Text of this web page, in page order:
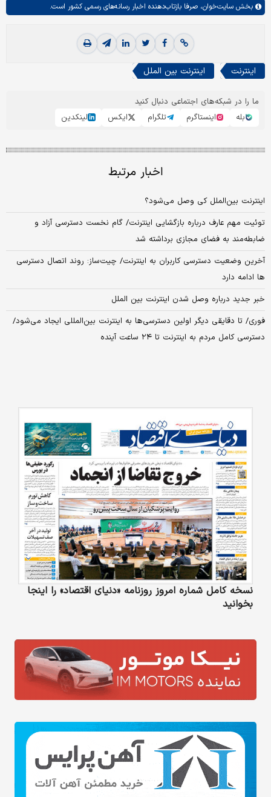
بخش سایت‌خوان، صرفا بازتاب‌دهنده اخبار رسانه‌های رسمی کشور است.
اینترنت اینترنت بین الملل
ما را در شبکه‌های اجتماعی دنبال کنید
بله
اینستاگرم تلگرام ایکس لینکدین
اخبار مرتبط
اینترنت بین‌الملل کی وصل می‌شود؟
توئیت مهم عارف درباره بازگشایی اینترنت/ گام نخست دسترسی آزاد و
ضابطه‌مند به فضای مجازی برداشته شد
آخرین وضعیت دسترسی کاربران به اینترنت/ چیت‌ساز: روند اتصال دسترسی
ها ادامه دارد
خبر جدید درباره وصل شدن اینترنت بین الملل
فوری/ تا دقایقی دیگر اولین دسترسی‌ها به اینترنت بین‌المللی ایجاد می‌شود/
دسترسی کامل مردم به اینترنت تا ۲۴ ساعت آینده
نسخه کامل شماره امروز روزنامه «دنیای‌ اقتصاد» را اینجا
بخوانید